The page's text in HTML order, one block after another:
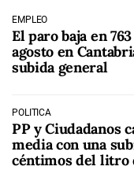
EMPLEO
El paro baja en
agosto en
subida general
POLÍTICA
PP y Ciudadanos
media con una
céntimos del litro